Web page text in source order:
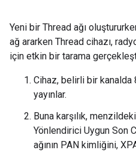
Yeni bir Thread ağı
ağ ararken Thread cihazı,
için etkin bir tarama
Cihaz, belirli bir
yayınlar.
Buna karşılık,
Yönlendirici Uygun Son
ağının PAN kimliğini,